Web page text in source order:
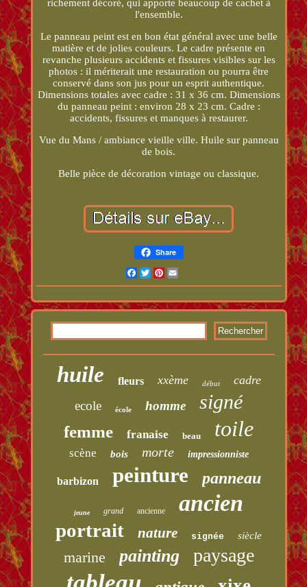
richement décoré, qui apporte beaucoup de cachet à
l'ensemble.
Le panneau peint est en bon état général avec une belle
matière et de jolies couleurs. Le cadre présente en
revanche plusieurs accidents et fissures visibles sur les
photos : il mériterait une restauration ou pourra être
conservé dans son jus pour un esprit authentique.
Dimensions totales avec cadre : 31 x 36 cm. Dimensions
du panneau peint : environ 28 x 23 cm. Cadre :
accidents, fissures et manques à restaurer.
Vue du Mans / ambiance vieille ville. Huile sur panneau
de bois.
Belle pièce de décoration vintage ou classique.
Share
Facebook
TwitterPinterest
huile fleurs xxème début cadre
ecole école homme signé
femme franaise beau toile
scène bois morte impressionniste
barbizon peinture panneau
jeune grand ancienne ancien
portrait nature signée siècle
marine painting paysage